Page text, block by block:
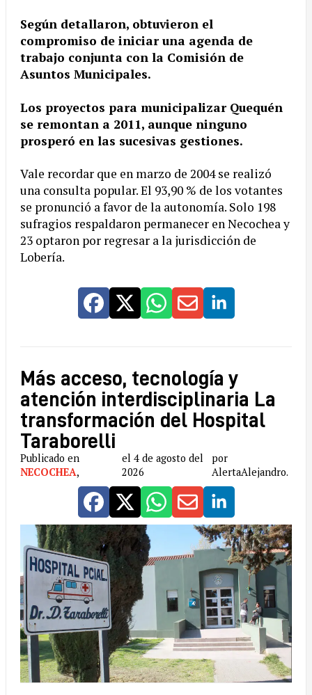
Según detallaron, obtuvieron el
compromiso de iniciar una agenda de
trabajo conjunta con la Comisión de
Asuntos Municipales.
Los proyectos para municipalizar Quequén
se remontan a 2011, aunque ninguno
prosperó en las sucesivas gestiones.
Vale recordar que en marzo de 2004 se realizó
una consulta popular. El 93,90 % de los votantes
se pronunció a favor de la autonomía. Solo 198
sufragios respaldaron permanecer en Necochea y
23 optaron por regresar a la jurisdicción de
Lobería.
Más acceso, tecnología y
atención interdisciplinaria La
transformación del Hospital
Taraborelli
Publicado en
NECOCHEA,
el 4 de agosto del
2026
por
AlertaAlejandro.